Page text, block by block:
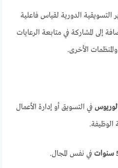
التسويقية الدورية لقياس فاعلية
إلى المشاركة في متابعة الرعايات
الأخرى.
في التسويق أو إدارة الأعمال
في نفس المجال.